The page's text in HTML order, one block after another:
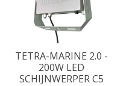
TETRA-MARINE 2.0 -
200W LED
SCHIJNWERPER C5